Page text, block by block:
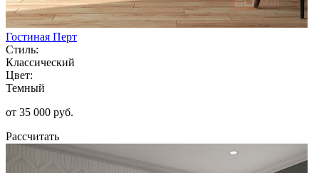
Гостиная Перт
Стиль:
Классический
Цвет:
Темный
от 35 000 руб.
Рассчитать